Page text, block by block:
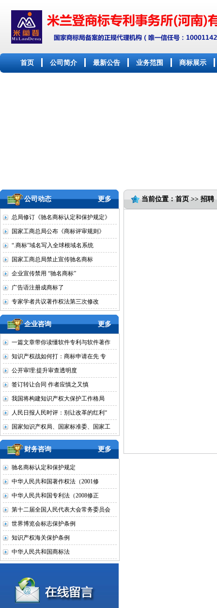
首页 公司简介 最新公告 业务范围 商标展示
公司动态 更多
总局修订《驰名商标认定和保护规定》
国家工商总局公布《商标评审规则》
“.商标”域名写入全球根域名系统
国家工商总局禁止宣传驰名商标
企业宣传禁用 “驰名商标”
广告语注册成商标了
专家学者共议著作权法第三次修改
企业咨询 更多
一篇文章带你读懂软件专利与软件著作
知识产权战如何打：商标申请在先 专
公开审理:提升审查透明度
签订转让合同 作者应慎之又慎
我国将构建知识产权大保护工作格局
人民日报人民时评：别让改革的红利“
国家知识产权局、国家标准委、国家工
财务咨询 更多
驰名商标认定和保护规定
中华人民共和国著作权法（2001修
中华人民共和国专利法（2008修正
第十二届全国人民代表大会常务委员会
世界博览会标志保护条例
知识产权海关保护条例
中华人民共和国商标法
当前位置：首页 >> 招聘